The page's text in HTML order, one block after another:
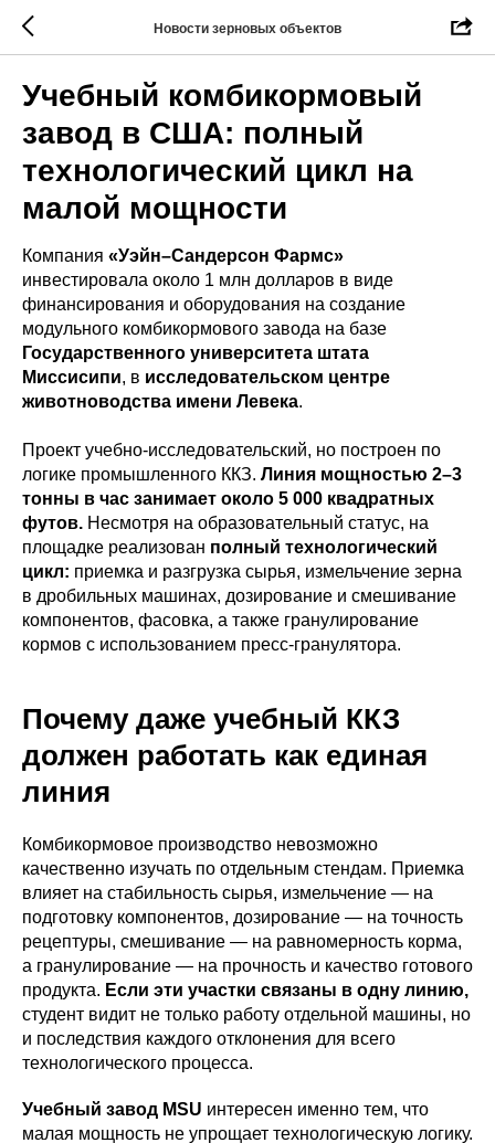
Новости зерновых объектов
Учебный комбикормовый
завод в США: полный
технологический цикл на
малой мощности
Компания «Уэйн–Сандерсон Фармс»
инвестировала около 1 млн долларов в виде
финансирования и оборудования на создание
модульного комбикормового завода на базе
Государственного университета штата
Миссисипи, в исследовательском центре
животноводства имени Левека.
Проект учебно-исследовательский, но построен по
логике промышленного ККЗ. Линия мощностью 2–3
тонны в час занимает около 5 000 квадратных
футов. Несмотря на образовательный статус, на
площадке реализован полный технологический
цикл: приемка и разгрузка сырья, измельчение зерна
в дробильных машинах, дозирование и смешивание
компонентов, фасовка, а также гранулирование
кормов с использованием пресс-гранулятора.
Почему даже учебный ККЗ
должен работать как единая
линия
Комбикормовое производство невозможно
качественно изучать по отдельным стендам. Приемка
влияет на стабильность сырья, измельчение — на
подготовку компонентов, дозирование — на точность
рецептуры, смешивание — на равномерность корма,
а гранулирование — на прочность и качество готового
продукта. Если эти участки связаны в одну линию,
студент видит не только работу отдельной машины, но
и последствия каждого отклонения для всего
технологического процесса.
Учебный завод MSU интересен именно тем, что
малая мощность не упрощает технологическую логику.